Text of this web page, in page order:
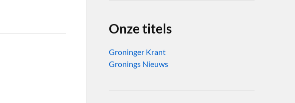
Onze titels
Groninger Krant
Gronings Nieuws